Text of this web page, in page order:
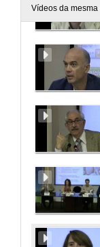
Vídeos da mesma